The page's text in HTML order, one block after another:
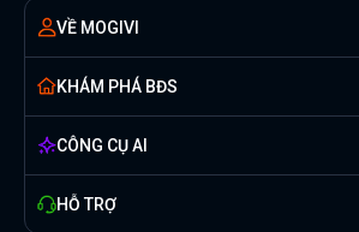
VỀ MOGIVI
KHÁM PHÁ BĐS
CÔNG CỤ AI
HỖ TRỢ